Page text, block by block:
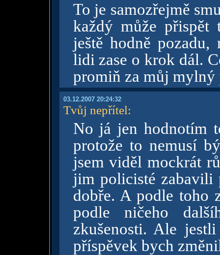
To je samozřejmě
každý může
ještě hodně
lidi zase o krok dál.
promiň za můj mylný
03.12.2007 20:24:32
Tvůj nepřítel:
No já jen hodnotím
protože to nemusí
jsem viděl mockrát
jim policisté zabavili
dobře. A podle toho
podle ničeho
zkušenosti. Ale
příspěvek bych